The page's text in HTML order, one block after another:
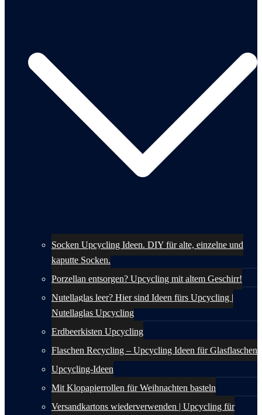
Socken Upcycling Ideen. DIY für alte, einzelne und
kaputte Socken.
Porzellan entsorgen? Upcycling mit altem Geschirr!
Nutellaglas leer? Hier sind Ideen fürs Upcycling |
Nutellaglas Upcycling
Erdbeerkisten Upcycling
Flaschen Recycling – Upcycling Ideen für Glasflaschen
Upcycling-Ideen
Mit Klopapierrollen für Weihnachten basteln
Versandkartons wiederverwenden | Upcycling für